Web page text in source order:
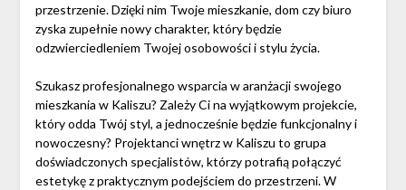
przestrzenie. Dzięki nim Twoje mieszkanie, dom czy biuro
zyska zupełnie nowy charakter, który będzie
odzwierciedleniem Twojej osobowości i stylu życia.
Szukasz profesjonalnego wsparcia w aranżacji swojego
mieszkania w Kaliszu? Zależy Ci na wyjątkowym projekcie,
który odda Twój styl, a jednocześnie będzie funkcjonalny i
nowoczesny? Projektanci wnętrz w Kaliszu to grupa
doświadczonych specjalistów, którzy potrafią połączyć
estetykę z praktycznym podejściem do przestrzeni. W